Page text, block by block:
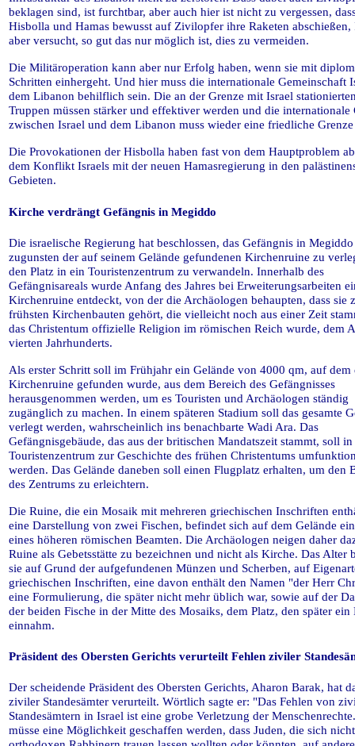
beklagen sind, ist furchtbar, aber auch hier ist nicht zu vergessen,
Hisbolla und Hamas bewusst auf Zivilopfer ihre Raketen abschießen,
aber versucht, so gut das nur möglich ist, dies zu vermeiden.
Die Militäroperation kann aber nur Erfolg haben, wenn sie mit
Schritten einhergeht. Und hier muss die internationale Gemeinschaft
dem Libanon behilflich sein. Die an der Grenze mit Israel
Truppen müssen stärker und effektiver werden und die internationale
zwischen Israel und dem Libanon muss wieder eine friedliche
Die Provokationen der Hisbolla haben fast von dem Hauptproblem
dem Konflikt Israels mit der neuen Hamasregierung in den
Gebieten.
Kirche verdrängt Gefängnis in Megiddo
Die israelische Regierung hat beschlossen, das Gefängnis in Megiddo
zugunsten der auf seinem Gelände gefundenen Kirchenruine zu
den Platz in ein Touristenzentrum zu verwandeln. Innerhalb des
Gefängnisareals wurde Anfang des Jahres bei Erweiterungsarbeiten
Kirchenruine entdeckt, von der die Archäologen behaupten, dass sie
frühsten Kirchenbauten gehört, die vielleicht noch aus einer Zeit
das Christentum offizielle Religion im römischen Reich wurde, dem
vierten Jahrhunderts.
Als erster Schritt soll im Frühjahr ein Gelände von 4000 qm, auf dem
Kirchenruine gefunden wurde, aus dem Bereich des Gefängnisses
herausgenommen werden, um es Touristen und Archäologen ständig
zugänglich zu machen. In einem späteren Stadium soll das gesamte
verlegt werden, wahrscheinlich ins benachbarte Wadi Ara. Das
Gefängnisgebäude, das aus der britischen Mandatszeit stammt, soll
Touristenzentrum zur Geschichte des frühen Christentums
werden. Das Gelände daneben soll einen Flugplatz erhalten, um den
des Zentrums zu erleichtern.
Die Ruine, die ein Mosaik mit mehreren griechischen Inschriften
eine Darstellung von zwei Fischen, befindet sich auf dem Gelände
eines höheren römischen Beamten. Die Archäologen neigen daher
Ruine als Gebetsstätte zu bezeichnen und nicht als Kirche. Das Alter
sie auf Grund der aufgefundenen Münzen und Scherben, auf
griechischen Inschriften, eine davon enthält den Namen "der Herr
eine Formulierung, die später nicht mehr üblich war, sowie auf der
der beiden Fische in der Mitte des Mosaiks, dem Platz, den später ein
einnahm.
Präsident des Obersten Gerichts verurteilt Fehlen ziviler
Der scheidende Präsident des Obersten Gerichts, Aharon Barak, hat
ziviler Standesämter verurteilt. Wörtlich sagte er: "Das Fehlen von
Standesämtern in Israel ist eine grobe Verletzung der
müsse eine Möglichkeit geschaffen werden, dass Juden, die sich